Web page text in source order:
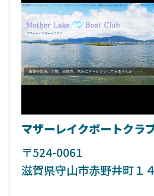
マザーレイクボートクラ
〒524-0061
滋賀県守山市赤野井町１